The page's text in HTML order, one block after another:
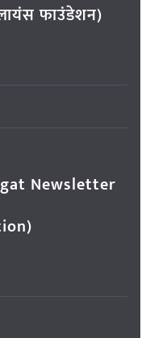
फाउंडेशन)
Newsletter